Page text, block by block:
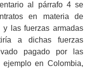
al párrafo 4 se
en materia de
y las fuerzas armadas
a dichas fuerzas
pagado por las
en Colombia,